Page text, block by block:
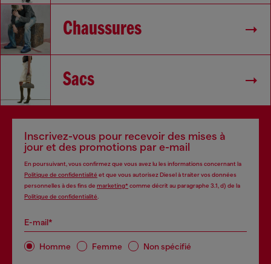
Chaussures
Sacs
Inscrivez-vous pour recevoir des mises à
jour et des promotions par e-mail
En poursuivant, vous confirmez que vous avez lu les informations concernant la
Politique de confidentialité et que vous autorisez Diesel à traiter vos données
personnelles à des fins de marketing*comme décrit au paragraphe 3.1, d) de la
Politique de confidentialité
E-mail*
Homme Femme Non spécifié